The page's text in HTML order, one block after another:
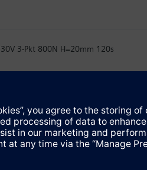
3-Pkt 800N H=20mm 120s
3-Pkt 800N H=20mm 30s
DC 3-Pkt 800N Hub=20mm 30s